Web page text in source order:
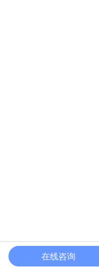
首页 课程
在线咨询